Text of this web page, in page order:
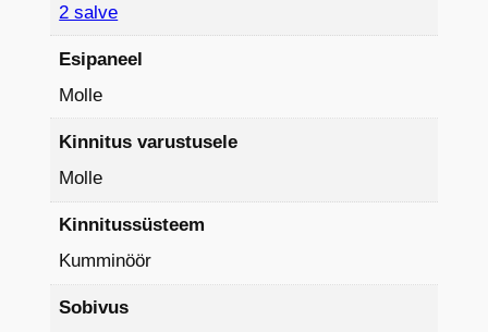
2 salve
Esipaneel
Molle
Kinnitus varustusele
Molle
Kinnitussüsteem
Kumminöör
Sobivus